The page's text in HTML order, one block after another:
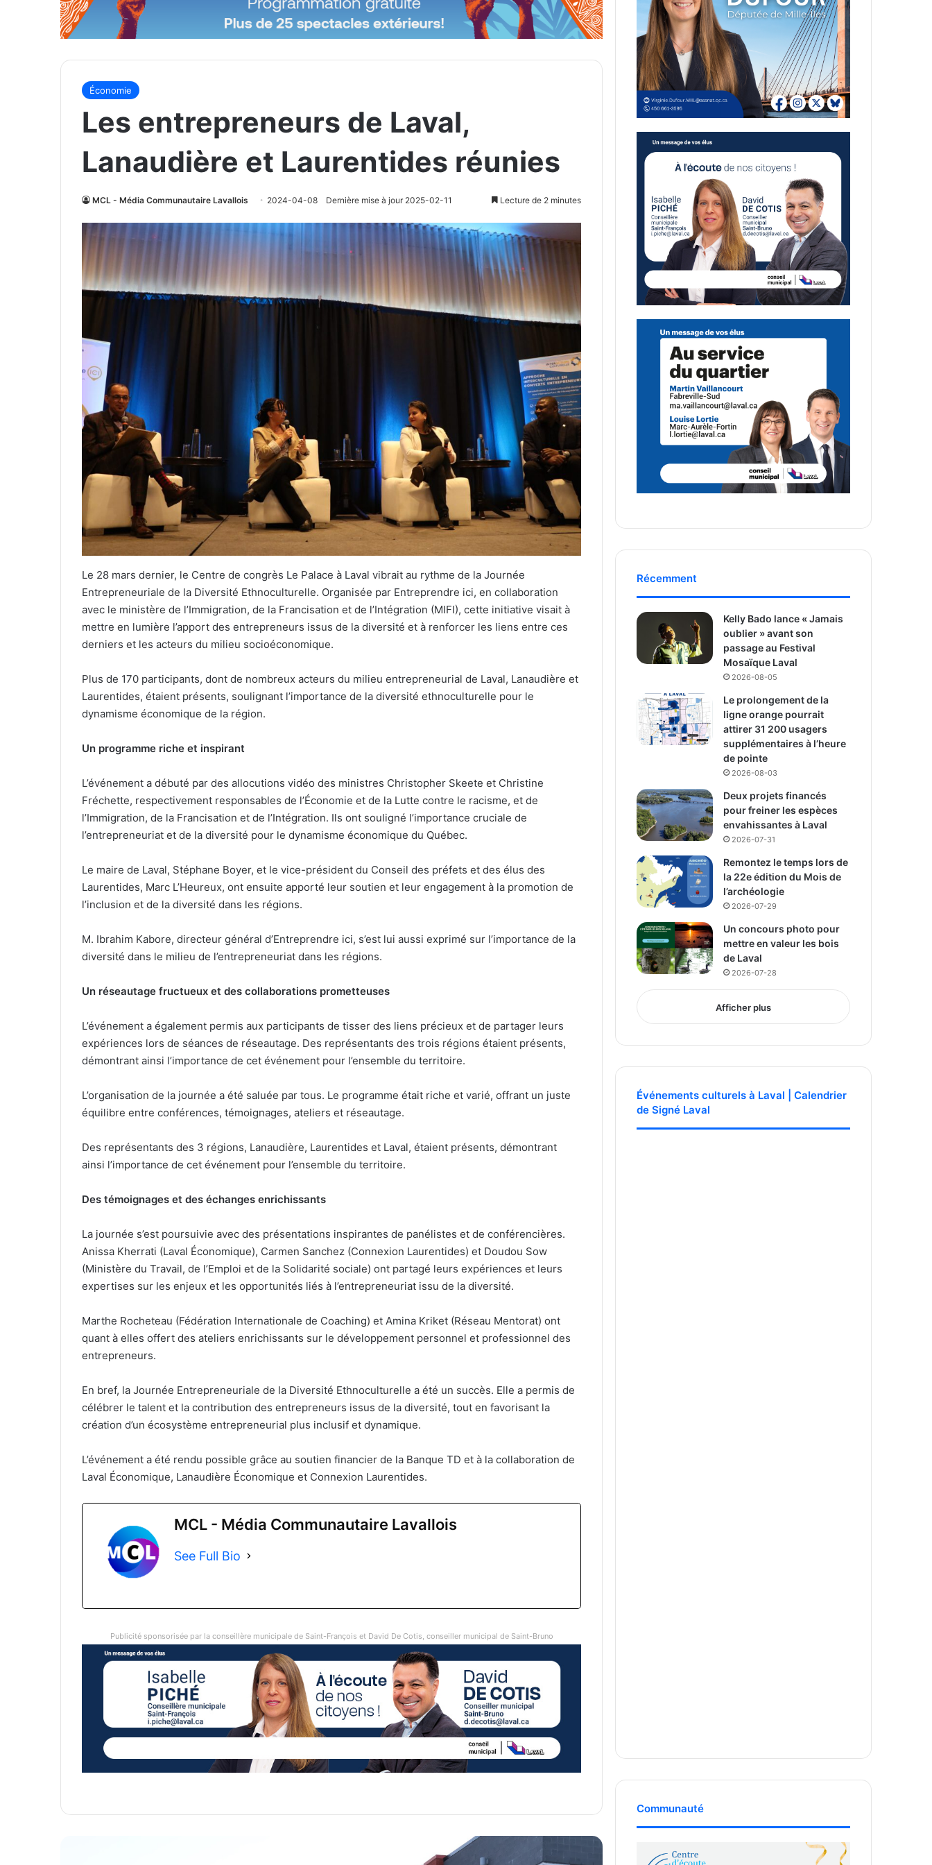
Économie
Les entrepreneurs de Laval,
Lanaudière et Laurentides réunies
MCL - Média Communautaire Lavallois 2024-04-08 Dernière mise à jour 2025-02-11 Lecture de 2 minutes
Le 28 mars dernier, le Centre de congrès Le Palace à Laval vibrait au rythme de la Journée
Entrepreneuriale de la Diversité Ethnoculturelle. Organisée par Entreprendre ici, en collaboration
avec le ministère de l’Immigration, de la Francisation et de l’Intégration (MIFI), cette initiative visait à
mettre en lumière l’apport des entrepreneurs issus de la diversité et à renforcer les liens entre ces
derniers et les acteurs du milieu socioéconomique.
Plus de 170 participants, dont de nombreux acteurs du milieu entrepreneurial de Laval, Lanaudière et
Laurentides, étaient présents, soulignant l’importance de la diversité ethnoculturelle pour le
dynamisme économique de la région.
Un programme riche et inspirant
L’événement a débuté par des allocutions vidéo des ministres Christopher Skeete et Christine
Fréchette, respectivement responsables de l’Économie et de la Lutte contre le racisme, et de
l’Immigration, de la Francisation et de l’Intégration. Ils ont souligné l’importance cruciale de
l’entrepreneuriat et de la diversité pour le dynamisme économique du Québec.
Le maire de Laval, Stéphane Boyer, et le vice-président du Conseil des préfets et des élus des
Laurentides, Marc L’Heureux, ont ensuite apporté leur soutien et leur engagement à la promotion de
l’inclusion et de la diversité dans les régions.
M. Ibrahim Kabore, directeur général d’Entreprendre ici, s’est lui aussi exprimé sur l’importance de la
diversité dans le milieu de l’entrepreneuriat dans les régions.
Un réseautage fructueux et des collaborations prometteuses
L’événement a également permis aux participants de tisser des liens précieux et de partager leurs
expériences lors de séances de réseautage. Des représentants des trois régions étaient présents,
démontrant ainsi l’importance de cet événement pour l’ensemble du territoire.
L’organisation de la journée a été saluée par tous. Le programme était riche et varié, offrant un juste
équilibre entre conférences, témoignages, ateliers et réseautage.
Des représentants des 3 régions, Lanaudière, Laurentides et Laval, étaient présents, démontrant
ainsi l’importance de cet événement pour l’ensemble du territoire.
Des témoignages et des échanges enrichissants
La journée s’est poursuivie avec des présentations inspirantes de panélistes et de conférencières.
Anissa Kherrati (Laval Économique), Carmen Sanchez (Connexion Laurentides) et Doudou Sow
(Ministère du Travail, de l’Emploi et de la Solidarité sociale) ont partagé leurs expériences et leurs
expertises sur les enjeux et les opportunités liés à l’entrepreneuriat issu de la diversité.
Marthe Rocheteau (Fédération Internationale de Coaching) et Amina Kriket (Réseau Mentorat) ont
quant à elles offert des ateliers enrichissants sur le développement personnel et professionnel des
entrepreneurs.
En bref, la Journée Entrepreneuriale de la Diversité Ethnoculturelle a été un succès. Elle a permis de
célébrer le talent et la contribution des entrepreneurs issus de la diversité, tout en favorisant la
création d’un écosystème entrepreneurial plus inclusif et dynamique.
L’événement a été rendu possible grâce au soutien financier de la Banque TD et à la collaboration de
Laval Économique, Lanaudière Économique et Connexion Laurentides.
MCL - Média Communautaire Lavallois
See Full Bio
Publicité sponsorisée par la conseillère municipale de Saint-François et David De Cotis, conseiller municipal de Saint-Bruno
Récemment
Kelly Bado lance « Jamais
oublier » avant son
passage au Festival
Mosaïque Laval
2026-08-05
Le prolongement de la
ligne orange pourrait
attirer 31 200 usagers
supplémentaires à l’heure
de pointe
2026-08-03
Deux projets financés
pour freiner les espèces
envahissantes à Laval
2026-07-31
Remontez le temps lors de
la 22e édition du Mois de
l’archéologie
2026-07-29
Un concours photo pour
mettre en valeur les bois
de Laval
2026-07-28
Afficher plus
Événements culturels à Laval | Calendrier
de Signé Laval
Communauté